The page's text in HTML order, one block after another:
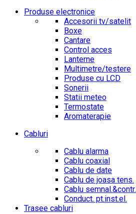
Produse electronice
Accesorii tv/satelit
Boxe
Cantare
Control acces
Lanterne
Multimetre/testere
Produse cu LCD
Sonerii
Statii meteo
Termostate
Aromaterapie
Cabluri
Cablu alarma
Cablu coaxial
Cablu de date
Cablu de joasa tens.
Cablu semnal.&contr.
Conduct. pt.inst.el.
Trasee cabluri